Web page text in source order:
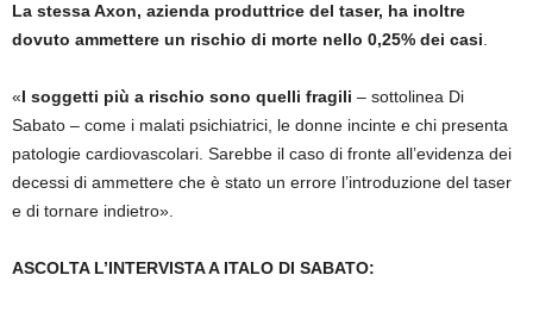
La stessa Axon, azienda produttrice del taser, ha inoltre
dovuto ammettere un rischio di morte nello 0,25% dei casi.
«I soggetti più a rischio sono quelli fragili – sottolinea Di
Sabato – come i malati psichiatrici, le donne incinte e chi presenta
patologie cardiovascolari. Sarebbe il caso di fronte all’evidenza dei
decessi di ammettere che è stato un errore l’introduzione del taser
e di tornare indietro».
ASCOLTA L’INTERVISTA A ITALO DI SABATO: